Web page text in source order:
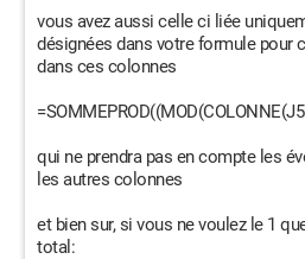
vous avez aussi celle ci liée
désignées dans votre formule pour
dans ces colonnes
qui ne prendra pas en compte les
les autres colonnes
et bien sur, si vous ne voulez le 1
total: